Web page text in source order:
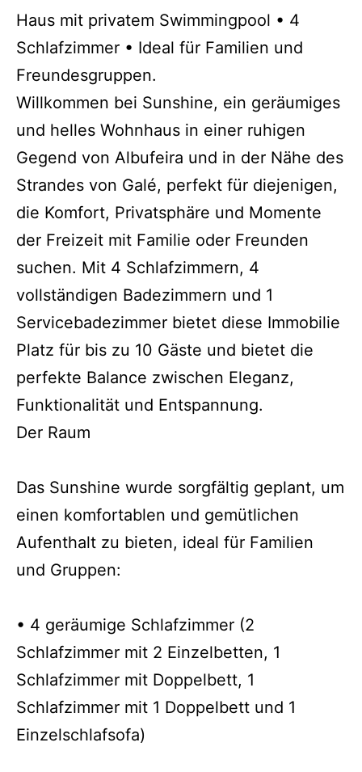
Haus mit privatem Swimmingpool • 4
Schlafzimmer • Ideal für Familien und
Freundesgruppen.
Willkommen bei Sunshine, ein geräumiges
und helles Wohnhaus in einer ruhigen
Gegend von Albufeira und in der Nähe des
Strandes von Galé, perfekt für diejenigen,
die Komfort, Privatsphäre und Momente
der Freizeit mit Familie oder Freunden
suchen. Mit 4 Schlafzimmern, 4
vollständigen Badezimmern und 1
Servicebadezimmer bietet diese Immobilie
Platz für bis zu 10 Gäste und bietet die
perfekte Balance zwischen Eleganz,
Funktionalität und Entspannung.
Der Raum
Das Sunshine wurde sorgfältig geplant, um
einen komfortablen und gemütlichen
Aufenthalt zu bieten, ideal für Familien
und Gruppen:
• 4 geräumige Schlafzimmer (2
Schlafzimmer mit 2 Einzelbetten, 1
Schlafzimmer mit Doppelbett, 1
Schlafzimmer mit 1 Doppelbett und 1
Einzelschlafsofa)